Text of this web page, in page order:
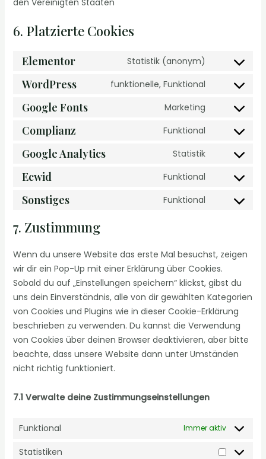
den Vereinigten Staaten
6. Platzierte Cookies
Elementor Statistik (anonym)
WordPress funktionelle, Funktional
Google Fonts Marketing
Complianz Funktional
Google Analytics Statistik
Ecwid Funktional
Sonstiges Funktional
7. Zustimmung
Wenn du unsere Website das erste Mal besuchst, zeigen
wir dir ein Pop-Up mit einer Erklärung über Cookies.
Sobald du auf „Einstellungen speichern“ klickst, gibst du
uns dein Einverständnis, alle von dir gewählten Kategorien
von Cookies und Plugins wie in dieser Cookie-Erklärung
beschrieben zu verwenden. Du kannst die Verwendung
von Cookies über deinen Browser deaktivieren, aber bitte
beachte, dass unsere Website dann unter Umständen
nicht richtig funktioniert.
7.1 Verwalte deine Zustimmungseinstellungen
Funktional Immer aktiv
Statistiken